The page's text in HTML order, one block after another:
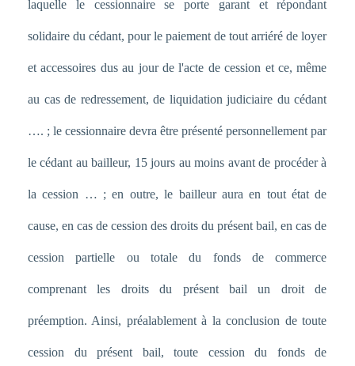
laquelle le cessionnaire se porte garant et répondant
solidaire du cédant, pour le paiement de tout arriéré de loyer
et accessoires dus au jour de l'acte de cession et ce, même
au cas de redressement, de liquidation judiciaire du cédant
…. ; le cessionnaire devra être présenté personnellement par
le cédant au bailleur, 15 jours au moins avant de procéder à
la cession … ; en outre, le bailleur aura en tout état de
cause, en cas de cession des droits du présent bail, en cas de
cession partielle ou totale du fonds de commerce
comprenant les droits du présent bail un droit de
préemption. Ainsi, préalablement à la conclusion de toute
cession du présent bail, toute cession du fonds de